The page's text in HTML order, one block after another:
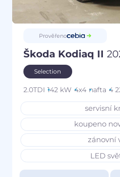
Prověřeno
Škoda Kodiaq II
Selection
2.0TDI 142 kW 4x4 nafta 4
servisní
koupeno
zánovní
LED